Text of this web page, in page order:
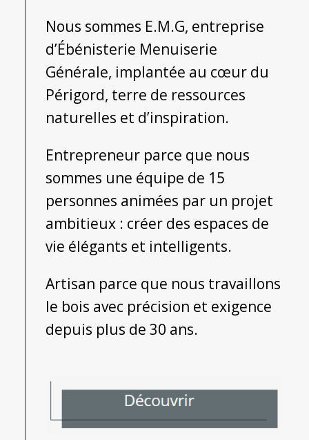
Nous sommes E.M.G, entreprise
d’Ébénisterie Menuiserie
Générale, implantée au cœur du
Périgord, terre de ressources
naturelles et d’inspiration.
Entrepreneur parce que nous
sommes une équipe de 15
personnes animées par un projet
ambitieux : créer des espaces de
vie élégants et intelligents.
Artisan parce que nous travaillons
le bois avec précision et exigence
depuis plus de 30 ans.